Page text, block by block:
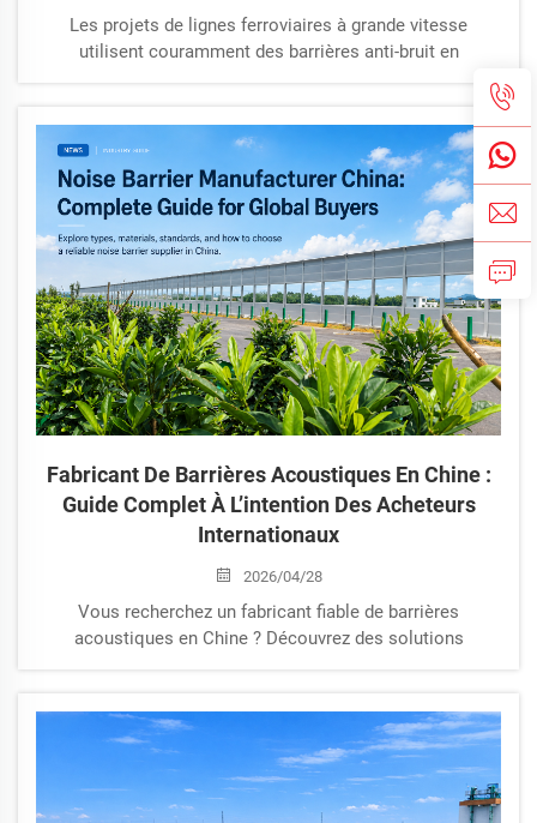
Les projets de lignes ferroviaires à grande vitesse
utilisent couramment des barrières anti-bruit en
aluminium micro-perforé. Leur surface est densément
absorbants le son résistants au feu. Associées à des
conceptions structurelles incurvées, leur coefficient
global d’affaiblissement acoustique dépasse 0,7,
réduisant le bruit des trains d’environ 20 dB.
Fabricant De Barrières Acoustiques En Chine :
Guide Complet À L’intention Des Acheteurs
Internationaux
2026/04/28
Vous recherchez un fabricant fiable de barrières
acoustiques en Chine ? Découvrez des solutions
les environnements urbains.